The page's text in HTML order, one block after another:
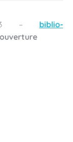
– biblio-